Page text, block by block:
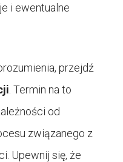
i ewentualne
przejdź
. Termin na to
od
związanego z
Upewnij się, że